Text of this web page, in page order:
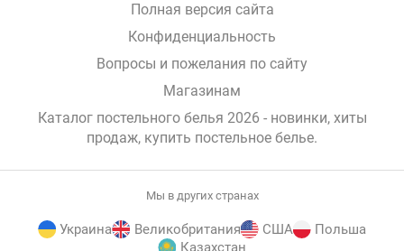
Полная версия сайта
Конфиденциальность
Вопросы и пожелания по сайту
Магазинам
Каталог постельного белья 2026 - новинки, хиты
продаж, купить постельное белье.
Мы в других странах
Украина Великобритания США
Польша
Казахстан